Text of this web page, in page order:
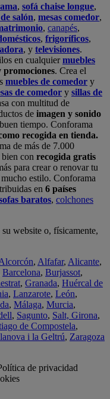
, sofá chaise longue,
salón, mesas comedor,
, canapés,
, frigoríficos,
, y televisiones.
en cualquiermuebles
promociones. Crea el
muebles de comedor y
de comedor y sillas de
con multitud de
de imagen y sonido
tiempo. Conforama
recogida en tienda.
de más de 7.000
bien con recogida gratis
para crear o renovar tu
estilo. Conforama
en 6 países
baratos, colchones
website o, físicamente,
, Alfafar, Alicante,
Barcelona, Burjassot,
, Granada, Huércal de
, Lanzarote, León,
, Málaga, Murcia,
, Sagunto, Salt, Girona,
de Compostela,
i la Geltrú, Zaragoza
de privacidad